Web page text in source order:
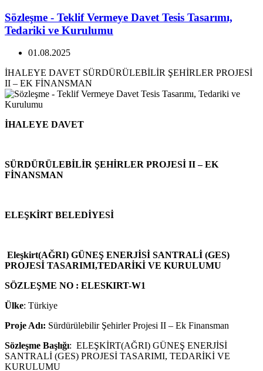
Sözleşme - Teklif Vermeye Davet Tesis Tasarımı,
Tedariki ve Kurulumu
01.08.2025
İHALEYE DAVET SÜRDÜRÜLEBİLİR ŞEHİRLER PROJESİ
II – EK FİNANSMAN
İHALEYE DAVET
SÜRDÜRÜLEBİLİR ŞEHİRLER PROJESİ II – EK
FİNANSMAN
ELEŞKİRT BELEDİYESİ
Eleşkirt(AĞRI) GÜNEŞ ENERJİSİ SANTRALİ (GES)
PROJESİ TASARIMI,TEDARİKİ VE KURULUMU
SÖZLEŞME NO : ELESKIRT-W1
Ülke: Türkiye
Proje Adı: Sürdürülebilir Şehirler Projesi II – Ek Finansman
Sözleşme Başlığı: ELEŞKİRT(AĞRI) GÜNEŞ ENERJİSİ
SANTRALİ (GES) PROJESİ TASARIMI, TEDARİKİ VE
KURULUMU